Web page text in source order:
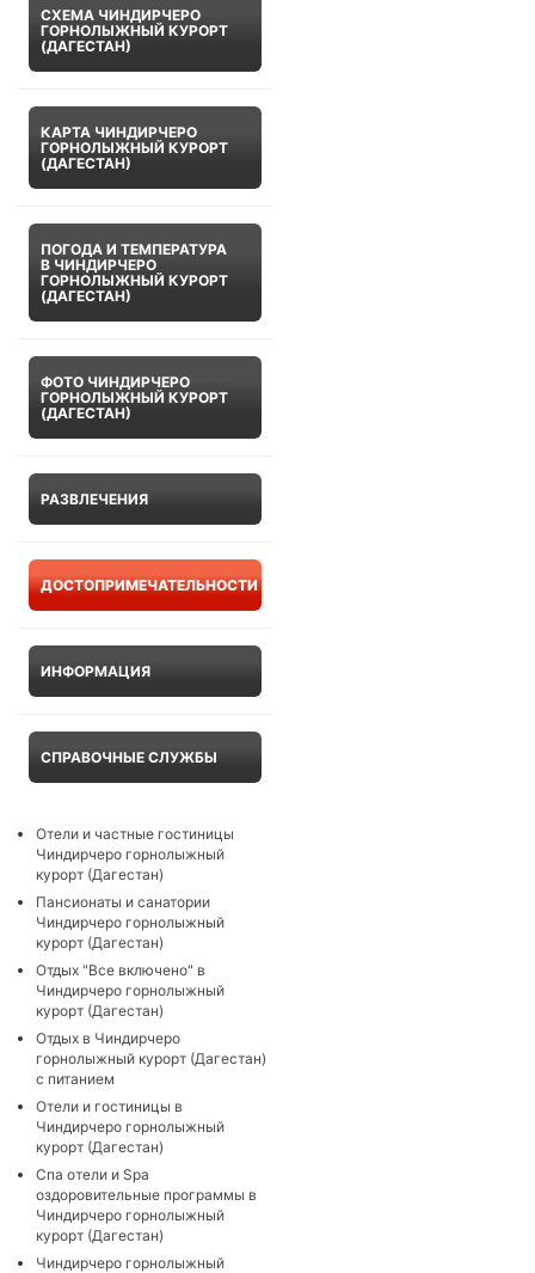
СХЕМА ЧИНДИРЧЕРО
ГОРНОЛЫЖНЫЙ КУРОРТ
(ДАГЕСТАН)
КАРТА ЧИНДИРЧЕРО
ГОРНОЛЫЖНЫЙ КУРОРТ
(ДАГЕСТАН)
ПОГОДА И ТЕМПЕРАТУРА
В ЧИНДИРЧЕРО
ГОРНОЛЫЖНЫЙ КУРОРТ
(ДАГЕСТАН)
ФОТО ЧИНДИРЧЕРО
ГОРНОЛЫЖНЫЙ КУРОРТ
(ДАГЕСТАН)
РАЗВЛЕЧЕНИЯ
ДОСТОПРИМЕЧАТЕЛЬНОСТИ
ИНФОРМАЦИЯ
СПРАВОЧНЫЕ СЛУЖБЫ
Отели и частные гостиницы
Чиндирчеро горнолыжный
курорт (Дагестан)
Пансионаты и санатории
Чиндирчеро горнолыжный
курорт (Дагестан)
Отдых "Все включено" в
Чиндирчеро горнолыжный
курорт (Дагестан)
Отдых в Чиндирчеро
горнолыжный курорт (Дагестан)
с питанием
Отели и гостиницы в
Чиндирчеро горнолыжный
курорт (Дагестан)
Cпа отели и Spa
оздоровительные программы в
Чиндирчеро горнолыжный
курорт (Дагестан)
Чиндирчеро горнолыжный